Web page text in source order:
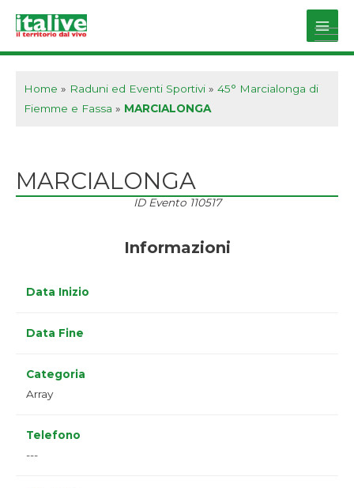
Main
Home » Raduni ed Eventi Sportivi » 45° Marcialonga di
Fiemme e Fassa » MARCIALONGA
MARCIALONGA
ID Evento 110517
Informazioni
Data Inizio
Data Fine
Categoria
Array
Telefono
---